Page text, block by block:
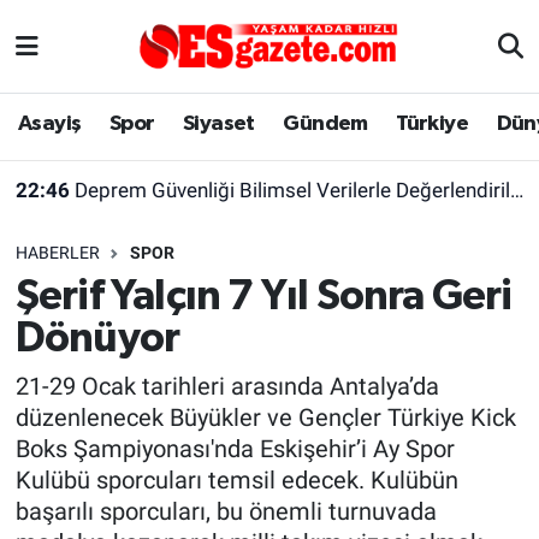
Asayiş Spor Siyaset Gündem Türkiye
22:46 Deprem Güvenliği Bilimsel Verilerle Değerlendirilmeli
HABERLER SPOR
Şerif Yalçın 7 Yıl Sonra Geri
Dönüyor
21-29 Ocak tarihleri arasında Antalya’da
düzenlenecek Büyükler ve Gençler Türkiye Kick
Boks Şampiyonası'nda Eskişehir’i Ay Spor
Kulübü sporcuları temsil edecek. Kulübün
başarılı sporcuları, bu önemli turnuvada
Asayiş
Gündem
Türkiye
Dünya
Sağlık
Alış-Veriş/İş dünyası
Yaşam
Eskişehirspor Arşivi
Eskişehir Arşivi
Röportaj
Ekonomi
Kültür Sanat
Eskişehir Nöbetçi Eczaneler
Süper Lig Puan Durumu ve Fikstür
Tüm Manşetler
Son Dakika Haberleri
Haber Arşivi